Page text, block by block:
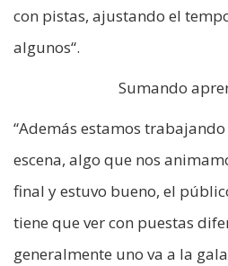
con pistas, ajustando el
algunos“.
Sumando
“Además estamos
escena, algo que nos
final y estuvo bueno, el
tiene que ver con puestas
generalmente uno va a la